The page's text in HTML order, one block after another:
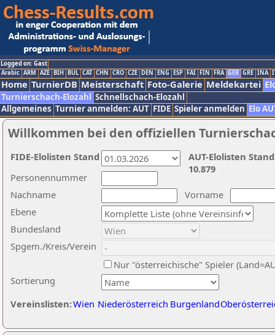
Logged on: Gast
Arabic ARM AZE BIH BUL CAT CHN CRO CZE DEN ENG ESP FAI FIN FRA GER GRE INA
Home TurnierDB Meisterschaft Foto-Galerie Meldekartei
Turnierschach-Elozahl Schnellschach-Elozahl
Allgemeines Turnier anmelden: AUT FIDE Spieler anmelden Elo
Willkommen bei den offiziellen
Nachname
Vorname
Ebene
Sortierung
Personennummer
Bundesland
Spgem./Kreis/Verein
Nur "österreichische" Spieler
Vereinslisten:Wien Niederösterreich Burgenland
AUT-Elolisten
10.879
FIDE-Elolisten Stand